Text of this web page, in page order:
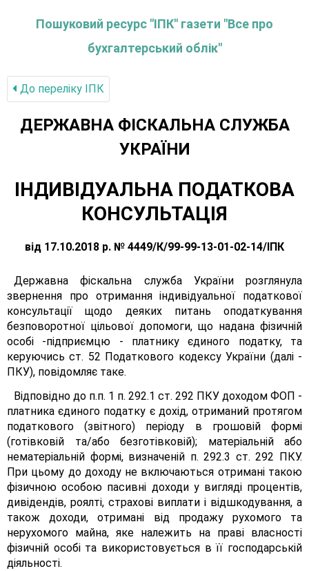
Пошуковий ресурс "ІПК" газети "Все про
бухгалтерський облік"
До переліку IПК
ДЕРЖАВНА ФІСКАЛЬНА СЛУЖБА
УКРАЇНИ
ІНДИВІДУАЛЬНА ПОДАТКОВА
КОНСУЛЬТАЦІЯ
від 17.10.2018 р. № 4449/К/99-99-13-01-02-14/ІПК
Державна фіскальна служба України розглянула
звернення про отримання індивідуальної податкової
консультації щодо деяких питань оподаткування
безповоротної цільової допомоги, що надана фізичній
особі -підприємцю - платнику єдиного податку, та
керуючись ст. 52 Податкового кодексу України (далі -
ПКУ), повідомляє таке.
Відповідно до п.п. 1 п. 292.1 ст. 292 ПКУ доходом ФОП -
платника єдиного податку є дохід, отриманий протягом
податкового (звітного) періоду в грошовій формі
(готівковій та/або безготівковій); матеріальній або
нематеріальній формі, визначеній п. 292.3 ст. 292 ПКУ.
При цьому до доходу не включаються отримані такою
фізичною особою пасивні доходи у вигляді процентів,
дивідендів, роялті, страхові виплати і відшкодування, а
також доходи, отримані від продажу рухомого та
нерухомого майна, яке належить на праві власності
фізичній особі та використовується в її господарській
діяльності.